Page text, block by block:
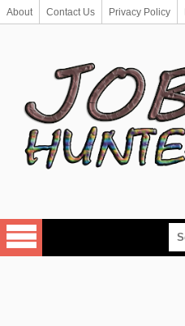
About Contact Us Privacy Policy